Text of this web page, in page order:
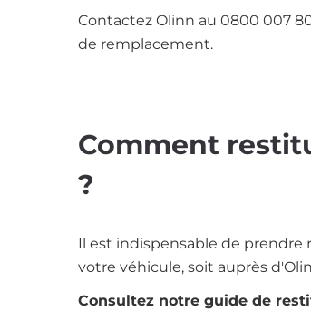
Contactez Olinn au 0800 007
de remplacement.
Comment
?
Il est indispensable de prendre
votre véhicule, soit auprès
Consultez notre guide de